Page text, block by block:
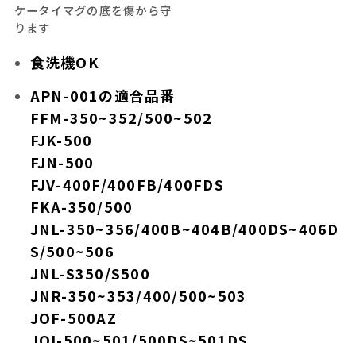
ケータイマグの底を傷から守
ります
食洗機OK
APN-001の適合品番
FFM-350~352/500~502
FJK-500
FJN-500
FJV-400F/400FB/400FDS
FKA-350/500
JNL-350~356/400B~404B/400DS~406D
S/500~506
JNL-S350/S500
JNR-350~353/400/500~503
JOF-500AZ